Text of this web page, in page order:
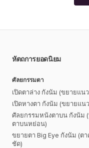
หัตถการยอดนิยม
ศัลยกรรมตา
เปิดตาล่าง กังนัม (ขยายแน
เปิดหางตา กังนัม (ขยายแน
ศัลยกรรมหนังตาบน กังนัม
ตาบนหย่อน)
ขยายตา Big Eye กังนัม (ต
ชัด)